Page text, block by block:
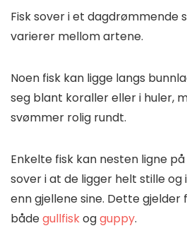
Fisk sover i et dagdrømmende
varierer mellom artene.
Noen fisk kan ligge langs
seg blant koraller eller i huler,
svømmer rolig rundt.
Enkelte fisk kan nesten ligne
sover i at de ligger helt stille
enn gjellene sine. Dette
bådegullfiskogguppy.